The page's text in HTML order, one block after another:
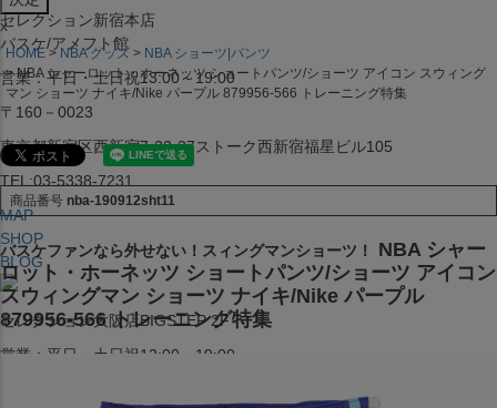
セレクション新宿本店
バスケ/アメフト館
営業：平日・土日祝13:00～19:00
〒160－0023
東京都新宿区西新宿7-22-37ストーク西新宿福星ビル105
TEL:03-5338-7231
MAP
SHOP
BLOG
セレクション大阪店BIGSTEP 2F
営業：平日・土日祝12:00～19:00
x
HOME NBA グッズ
NBA ショーツ|パンツ
NBA シャーロット・ホーネッツ ショートパンツ/ショーツ アイコン スウィング
マン ショーツ ナイキ/Nike パープル 879956-566 トレーニング特集
商品番号 nba-190912sht11
バスケファンなら外せない！スィングマンショーツ！
NBA シャー
ロット・ホーネッツ ショートパンツ/ショーツ アイコン
スウィングマン ショーツ ナイキ/Nike パープル
879956-566 トレーニング特集